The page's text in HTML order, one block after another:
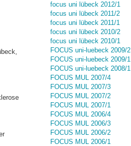
focus uni lübeck 2012/1
focus uni lübeck 2011/2
focus uni lübeck 2011/1
focus uni lübeck 2010/2
focus uni lübeck 2010/1
FOCUS uni-luebeck 2009/2
FOCUS uni-luebeck 2009/1
FOCUS uni-luebeck 2008/1
FOCUS MUL 2007/4
FOCUS MUL 2007/3
FOCUS MUL 2007/2
FOCUS MUL 2007/1
FOCUS MUL 2006/4
FOCUS MUL 2006/3
FOCUS MUL 2006/2
FOCUS MUL 2006/1